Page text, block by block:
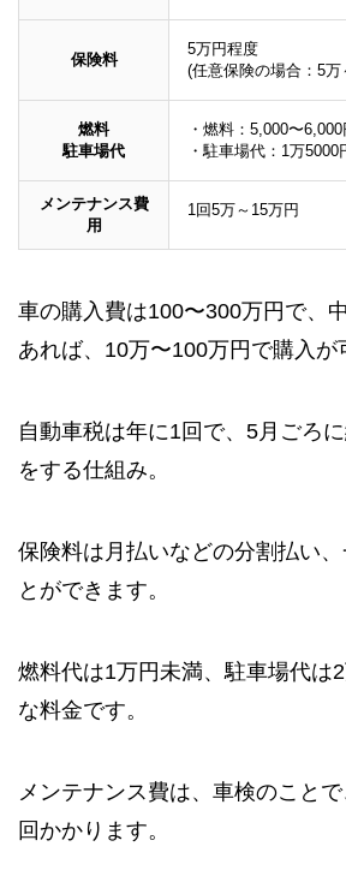
保険料
5万円程度
(任意保険の場合：5万
燃料
駐車場代
・燃料：5,000〜
・駐車場代：1万5000
メンテナンス費
用
1回5万～15万円
車の購入費は100〜300万円で、
あれば、10万〜100万円で購入が
自動車税は年に1回で、5月ごろ
をする仕組み。
保険料は月払いなどの分割払い
とができます。
燃料代は1万円未満、駐車場代は
な料金です。
メンテナンス費は、車検のこと
回かかります。